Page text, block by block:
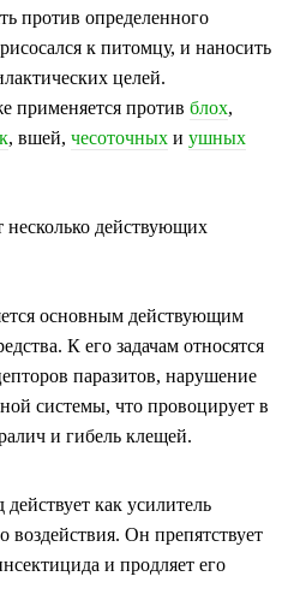
против определенного
к питомцу, и наносить
целей.
применяется против блох,
, вшей, чесоточных и ушных
несколько действующих
основным действующим
К его задачам относятся
паразитов, нарушение
системы, что провоцирует в
и гибель клещей.
как усилитель
воздействия. Он препятствует
и продляет его